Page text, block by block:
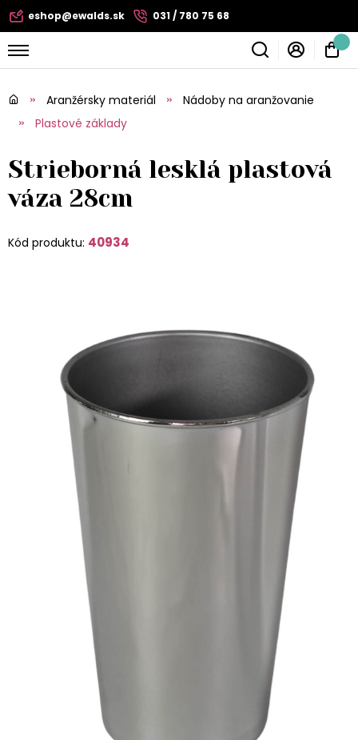
eshop@ewalds.sk 031 / 780 75 68
Aranžérsky materiál
Nádoby na aranžovanie
Plastové základy
Strieborná lesklá plastová
váza 28cm
Kód produktu: 40934